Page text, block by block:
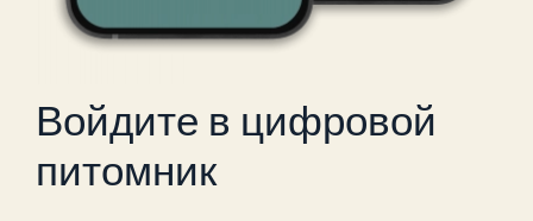
Войдите в цифровой
питомник